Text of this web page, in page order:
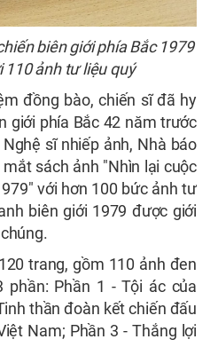
biên giới phía Bắc 1979
110 ảnh tư liệu quý
đồng bào, chiến sĩ đã hy
giới phía Bắc 42 năm trước
sĩ nhiếp ảnh, Nhà báo
sách ảnh "Nhìn lại cuộc
với hơn 100 bức ảnh tư
biên giới 1979 được giới
trang, gồm 110 ảnh đen
phần: Phần 1 - Tội ác của
thần đoàn kết chiến đấu
Nam; Phần 3 - Thắng lợi